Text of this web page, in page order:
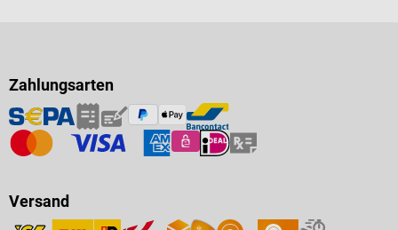
Zahlungsarten
Versand